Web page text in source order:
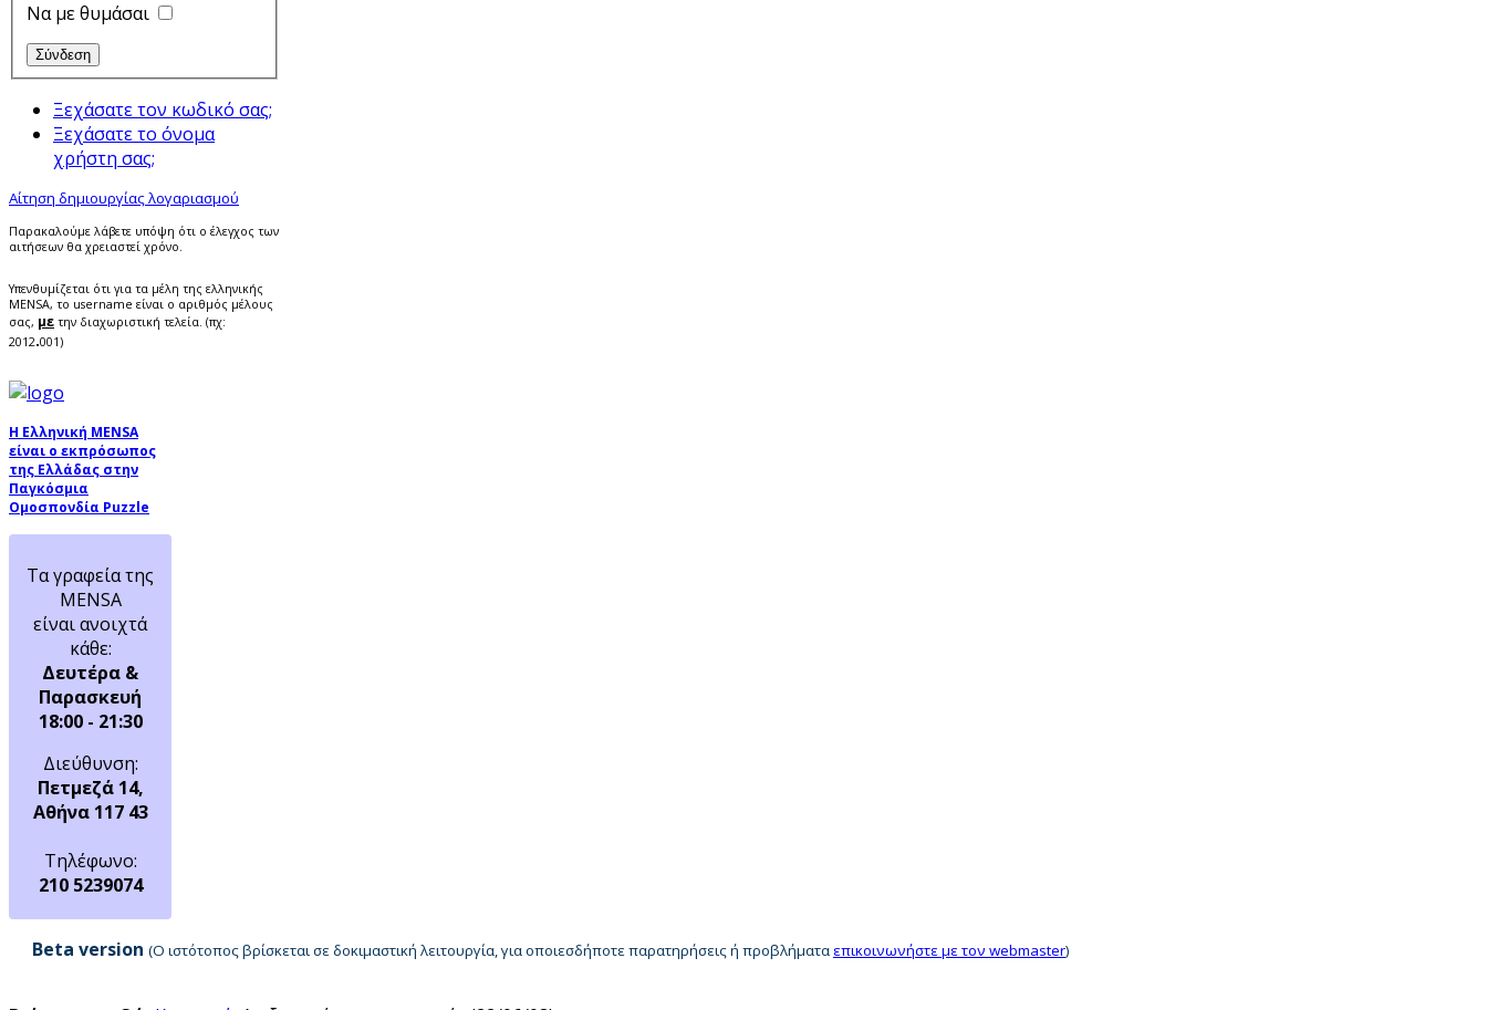
Να με θυμάσαι
Ξεχάσατε τον κωδικό σας;
Ξεχάσατε το όνομα
χρήστη σας;
Αίτηση δημιουργίας λογαριασμού
Παρακαλούμε λάβετε υπόψη ότι ο έλεγχος των
αιτήσεων θα χρειαστεί χρόνο.
Υπενθυμίζεται ότι για τα μέλη της ελληνικής
MENSA, το username είναι ο αριθμός μέλους
σας, με την διαχωριστική τελεία. (πχ:
2012.001)
Η Ελληνική MENSA
είναι ο εκπρόσωπος
της Ελλάδας στην
Παγκόσμια
Ομοσπονδία Puzzle
Τα γραφεία της
MENSA
είναι ανοιχτά
κάθε:
Δευτέρα &
Παρασκευή
18:00 - 21:30
Διεύθυνση:
Πετμεζά 14,
Αθήνα 117 43
Τηλέφωνο:
210 5239074
Beta version (Ο ιστότοπος βρίσκεται σε δοκιμαστική λειτουργία, για οποιεσδήποτε παρατηρήσεις ή προβλήματα επικοινωνήστε με τον webmaster)